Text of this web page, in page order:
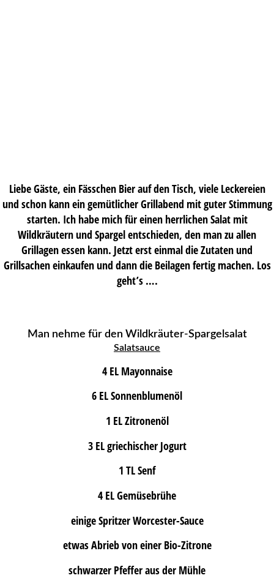
Liebe Gäste, ein Fässchen Bier auf den Tisch, viele Leckereien
und schon kann ein gemütlicher Grillabend mit guter Stimmung
starten. Ich habe mich für einen herrlichen Salat mit
Wildkräutern und Spargel entschieden, den man zu allen
Grillagen essen kann. Jetzt erst einmal die Zutaten und
Grillsachen einkaufen und dann die Beilagen fertig machen. Los
geht’s ….
Man nehme für den Wildkräuter-Spargelsalat
Salatsauce
4 EL Mayonnaise
6 EL Sonnenblumenöl
1 EL Zitronenöl
3 EL griechischer Jogurt
1 TL Senf
4 EL Gemüsebrühe
einige Spritzer Worcester-Sauce
etwas Abrieb von einer Bio-Zitrone
schwarzer Pfeffer aus der Mühle